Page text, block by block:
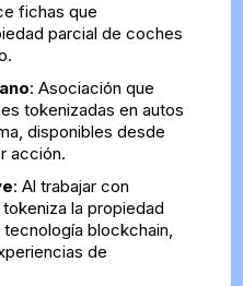
fichas que
parcial de coches
: Asociación que
tokenizadas en autos
disponibles desde
acción.
: Al trabajar con
la propiedad
blockchain,
de